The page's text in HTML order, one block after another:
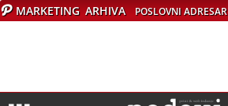
MARKETING ARHIVA POSLOVNI ADRESAR